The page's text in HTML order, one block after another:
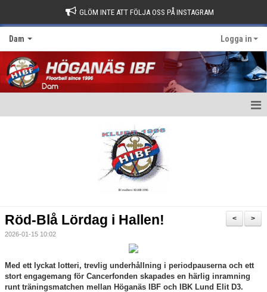
GLÖM INTE ATT FÖLJA OSS PÅ INSTAGRAM
Dam Logga in
Dokument
>
<
Röd-Blå Lördag i Hallen!
2026-01-15 10:02
Med ett lyckat lotteri, trevlig underhållning i periodpauserna och ett
stort engagemang för Cancerfonden skapades en härlig inramning
runt träningsmatchen mellan Höganäs IBF och IBK Lund Elit D3.